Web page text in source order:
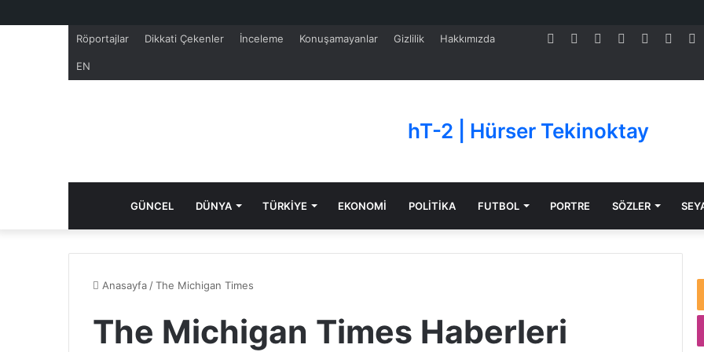
Röportajlar Dikkati Çekenler İnceleme Konuşamayanlar Gizlilik Hakkımızda
EN
YouTube
LinkedIn
Pinterest
Twitter
Facebook
hT-2 | Hürser Tekinoktay
GÜNCEL DÜNYA TÜRKİYE EKONOMİ POLİTİKA FUTBOL PORTRE SÖZLER
Anasayfa /The Michigan Times
The Michigan Times Haberleri